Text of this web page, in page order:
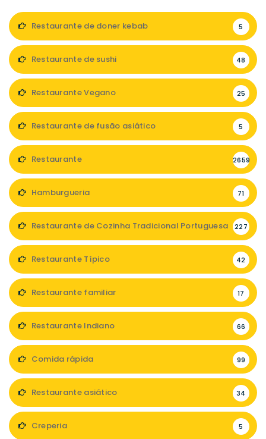
Restaurante de doner kebab 5
Restaurante de sushi 48
Restaurante Vegano 25
Restaurante de fusão asiático 5
Restaurante 2659
Hamburgueria 71
Restaurante de Cozinha Tradicional Portuguesa 227
Restaurante Típico 42
Restaurante familiar 17
Restaurante Indiano 66
Comida rápida 99
Restaurante asiático 34
Creperia 5